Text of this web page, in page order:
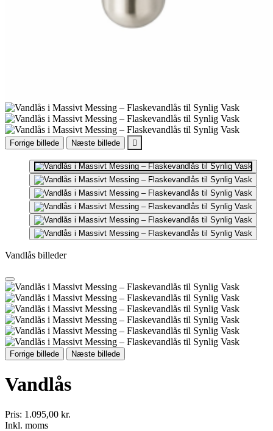
Forrige billede Næste billede 
Vandlås billeder
Forrige billede Næste billede
Vandlås
Pris: 1.095,00 kr.
Inkl. moms